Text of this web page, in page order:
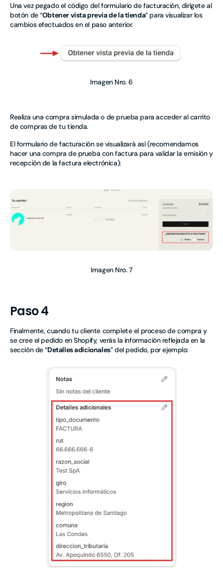
Una vez pegado el código del formulario de facturación, dirígete al
botón de “Obtener vista previa de la tienda” para visualizar los
cambios efectuados en el paso anterior.
Imagen Nro. 6
Realiza una compra simulada o de prueba para acceder al carrito
de compras de tu tienda.
El formulario de facturación se visualizará así (recomendamos
hacer una compra de prueba con factura para validar la emisión y
recepción de la factura electrónica):
Imagen Nro. 7
Paso 4
Finalmente, cuando tu cliente complete el proceso de compra y
se cree el pedido en Shopify, verás la información reflejada en la
sección de “Detalles adicionales” del pedido, por ejemplo: